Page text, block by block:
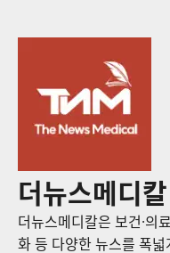
더뉴스메디칼
더뉴스메디칼은 보건·의
화 등 다양한 뉴스를 폭